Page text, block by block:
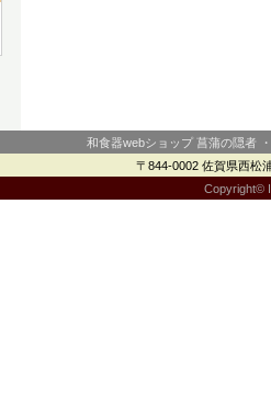
和食器webショップ 菖蒲の隠者
〒844-0002 佐賀県西松
Copyright©